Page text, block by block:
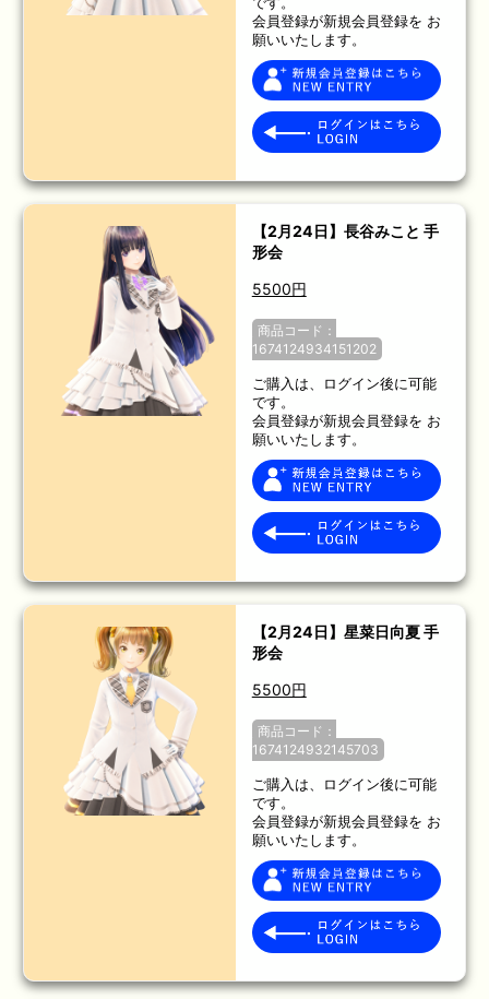
会員登録が新規会員登録を お
願いいたします。
【2月24日】長谷みこと 手
形会
5500円
商品コード：
1674124934151202
ご購入は、ログイン後に可能
です。
会員登録が新規会員登録を お
願いいたします。
【2月24日】星菜日向夏 手
形会
5500円
商品コード：
1674124932145703
ご購入は、ログイン後に可能
です。
会員登録が新規会員登録を お
願いいたします。